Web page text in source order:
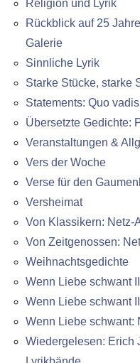
Religion und Lyrik
Rückblick auf 25
Galerie
Sinnliche Lyrik
Starke Stücke, starke
Statements: Quo
Übersetzte Gedichte:
Veranstaltungen &
Vers der Woche
Verse für den
Versheimat
Von Klassikern: Netz-
Von Zeitgenossen:
Weihnachtsgedichte
Wenn Liebe schwant
Wenn Liebe schwant
Wenn Liebe schwant:
Wiedergelesen: Erich